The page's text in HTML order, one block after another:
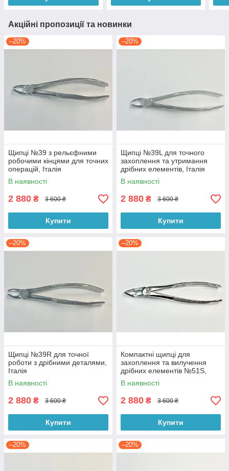
Акційні пропозиції та новинки
–20%
Щипці №39 з рельєфними
робочими кінцями для точних
операцій, Італія
В наявності
2 880 ₴ 3 600 ₴
Купити
–20%
Щипці №39L для точного
захоплення та утримання
дрібних елементів, Італія
В наявності
2 880 ₴ 3 600 ₴
Купити
–20%
Щипці №39R для точної
роботи з дрібними деталями,
Італія
В наявності
2 880 ₴ 3 600 ₴
Купити
–20%
Компактні щипці для
захоплення та вилучення
дрібних елементів №51S,
Італія
В наявності
2 880 ₴ 3 600 ₴
Купити
–20% –20%